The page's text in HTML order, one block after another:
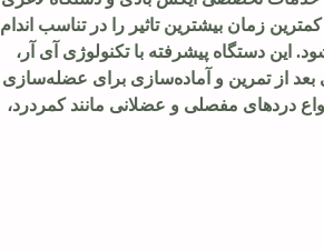
زمان بیشترین تاثیر را در تناسب اندام
این دستگاه پیشرفته با تکنولوژی آی آر،
از تمرین و آماده‌سازی برای عضله‌سازی
دردهای مفصلی و عضلانی مانند کمردرد،